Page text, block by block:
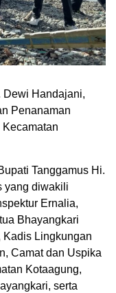
Dewi Handajani,
Penanaman
Tanggamus Hi.
yang diwakili
Ernalia,
Bhayangkari
Kadis Lingkungan
Camat dan Uspika
Kotaagung,
serta